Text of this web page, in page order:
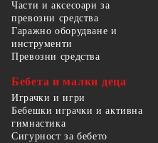
Части и аксесоари за
превозни средства
Гаражно оборудване и
инструменти
Превозни средства
Бебета и малки деца
Играчки и игри
Бебешки играчки и активна
гимнастика
Сигурност за бебето